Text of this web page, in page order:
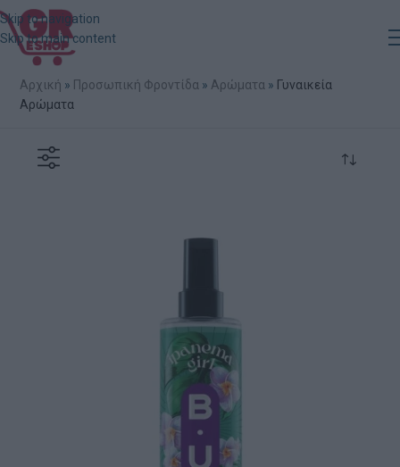
Skip to navigation
Skip to main content
Αρχική » Προσωπική Φροντίδα » Αρώματα » Γυναικεία
Αρώματα